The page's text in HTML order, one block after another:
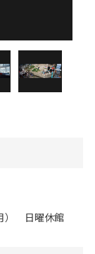
） 日曜休館